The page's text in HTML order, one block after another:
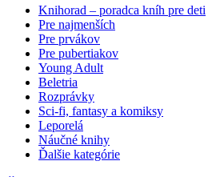
Knihorad – poradca kníh pre deti
Pre najmenších
Pre prvákov
Pre pubertiakov
Young Adult
Beletria
Rozprávky
Sci-fi, fantasy a komiksy
Leporelá
Náučné knihy
Ďalšie kategórie